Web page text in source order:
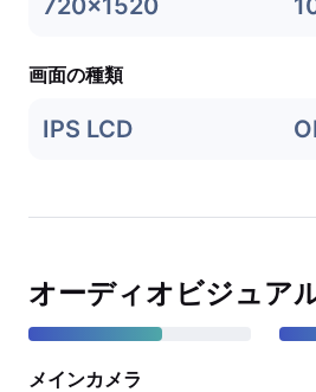
720x1520
画面の種類
IPS LCD
オーディオビジュア
メインカメラ